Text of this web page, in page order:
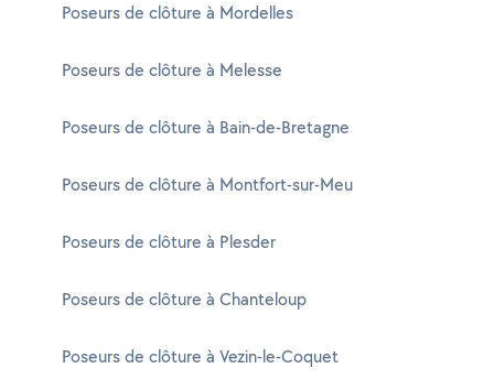
Poseurs de clôture à Mordelles
Poseurs de clôture à Melesse
Poseurs de clôture à Bain-de-Bretagne
Poseurs de clôture à Montfort-sur-Meu
Poseurs de clôture à Plesder
Poseurs de clôture à Chanteloup
Poseurs de clôture à Vezin-le-Coquet